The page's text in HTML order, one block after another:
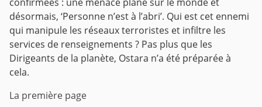
désormais, ‘Personne n’est à l’abri’. Qui est cet ennemi
qui manipule les réseaux terroristes et infiltre les
services de renseignements ? Pas plus que les
Dirigeants de la planète, Ostara n’a été préparée à
cela.
La première page